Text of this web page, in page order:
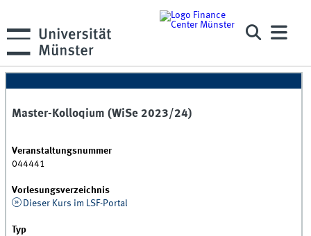
Master-Kolloqium (WiSe 2023/24)
Veranstaltungsnummer
044441
Vorlesungsverzeichnis
Dieser Kurs im LSF-Portal
Typ